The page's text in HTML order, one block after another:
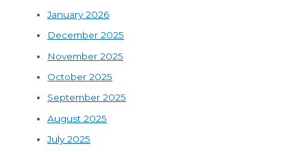
January 2026
December 2025
November 2025
October 2025
September 2025
August 2025
July 2025